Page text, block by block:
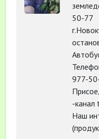
50-77
977-
-канал
Наш